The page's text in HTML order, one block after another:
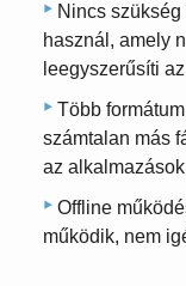
Nincs
használ, amely
leegyszerűsíti
Több
számtalan más
az
Offline
működik, nem